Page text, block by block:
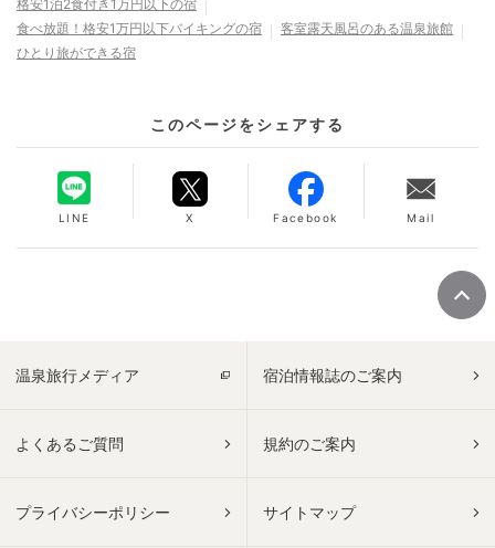
格安1泊2食付き1万円以下の宿
食べ放題！格安1万円以下バイキングの宿
客室露天風呂のある温泉旅館
ひとり旅ができる宿
このページをシェアする
LINE X Facebook Mail
温泉旅行メディア 宿泊情報誌のご案内
よくあるご質問 規約のご案内
プライバシーポリシー サイトマップ